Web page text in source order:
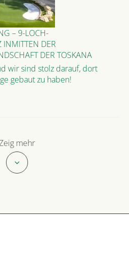
– 9-LOCH-
INMITTEN DER
DER TOSKANA
wir sind stolz darauf, dort
gebaut zu haben!
mehr